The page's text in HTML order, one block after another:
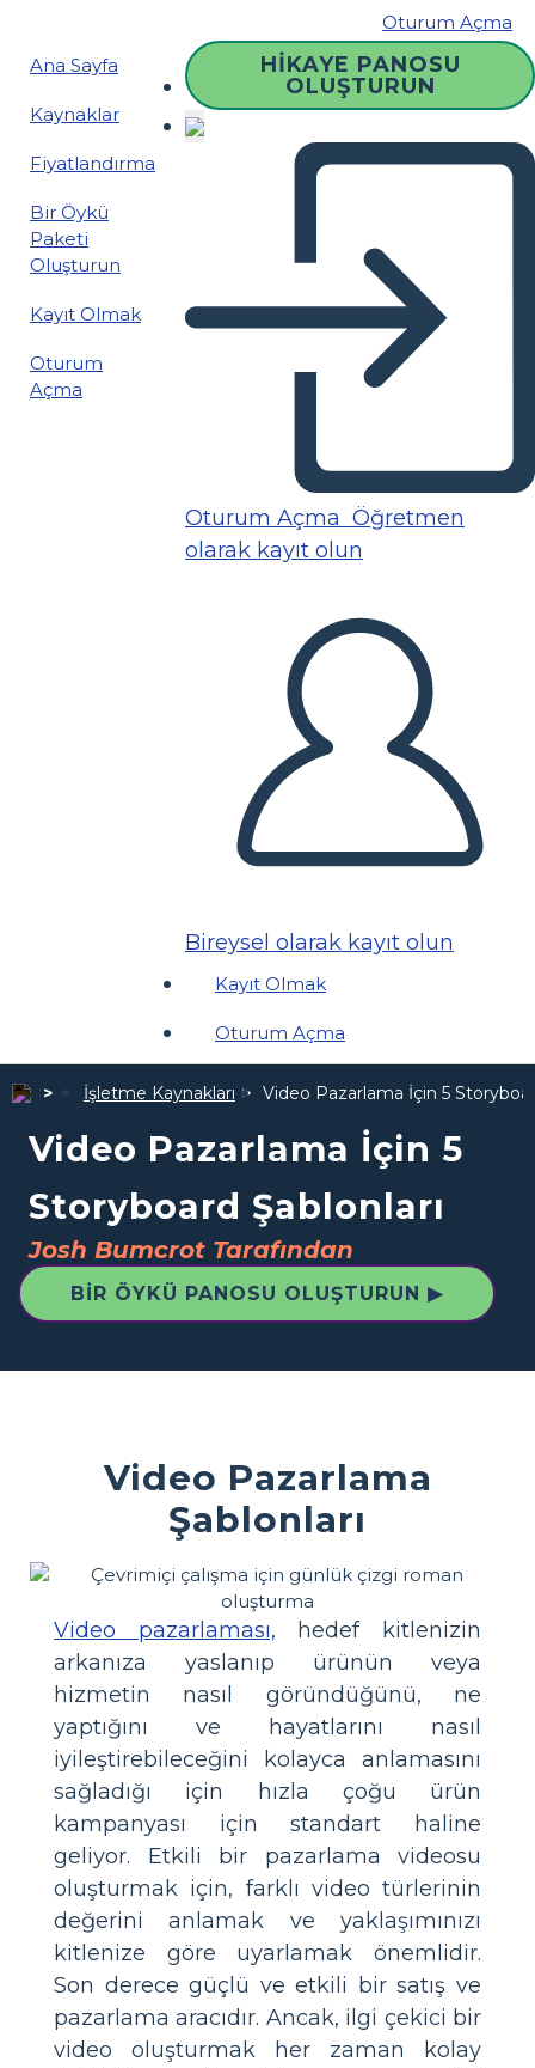
Oturum Açma
Ana Sayfa
Kaynaklar
Fiyatlandırma
Bir Öykü
Paketi
Oluşturun
Kayıt Olmak
Oturum
Açma
HIKAYE PANOSU
OLUŞTURUN
Oturum Açma Öğretmen
olarak kayıt olun
Bireysel olarak kayıt olun
Kayıt Olmak
Oturum Açma
İşletme Kaynakları Video Pazarlama İçin 5
Video Pazarlama İçin 5
Storyboard Şablonları
Josh Bumcrot Tarafından
BIR ÖYKÜ PANOSU OLUŞTURUN ▶
Video Pazarlama
Şablonları
Video pazarlaması, hedef kitlenizin
arkanıza yaslanıp ürünün veya
hizmetin nasıl göründüğünü, ne
yaptığını ve hayatlarını nasıl
iyileştirebileceğini kolayca anlamasını
sağladığı için hızla çoğu ürün
kampanyası için standart haline
geliyor. Etkili bir pazarlama videosu
oluşturmak için, farklı video türlerinin
değerini anlamak ve yaklaşımınızı
kitlenize göre uyarlamak önemlidir.
Son derece güçlü ve etkili bir satış ve
pazarlama aracıdır. Ancak, ilgi çekici bir
video oluşturmak her zaman kolay